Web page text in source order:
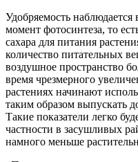
Удобряемость наблюдается
момент фотосинтеза, то
сахара для питания
количество питательных
воздушное пространство
время чрезмерного
растениях начинают
таким образом выпускать
Такие показатели легко
частности в засушливых
намного меньше